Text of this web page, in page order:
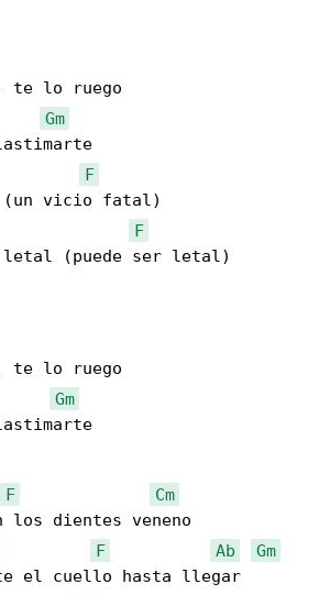
te lo ruego
Gm
F
vicio fatal)
F
te lo ruego
Gm
F
Cm
F Ab
Gm
el cuello hasta llegar